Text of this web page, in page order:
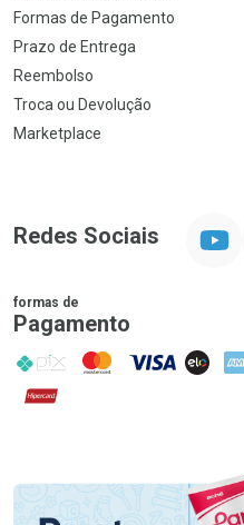
Formas de Pagamento
Prazo de Entrega
Reembolso
Troca ou Devolução
Marketplace
Redes Sociais
formas de
Pagamento
PIX MasterCard
VISA ELO
Hipercard
Promoção em